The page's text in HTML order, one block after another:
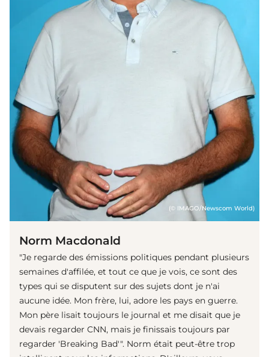
(© IMAGO/Newscom World)
Norm Macdonald
"Je regarde des émissions politiques pendant plusieurs
semaines d'affilée, et tout ce que je vois, ce sont des
types qui se disputent sur des sujets dont je n'ai
aucune idée. Mon frère, lui, adore les pays en guerre.
Mon père lisait toujours le journal et me disait que je
devais regarder CNN, mais je finissais toujours par
regarder 'Breaking Bad'". Norm était peut-être trop